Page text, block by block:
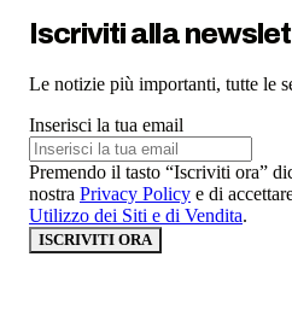
Iscriviti alla
Le notizie più importanti, tutte le
Inserisci la tua email
Premendo il tasto “Iscriviti ora”
nostra Privacy Policy e di
Utilizzo dei Siti e di Vendita.
ISCRIVITI ORA